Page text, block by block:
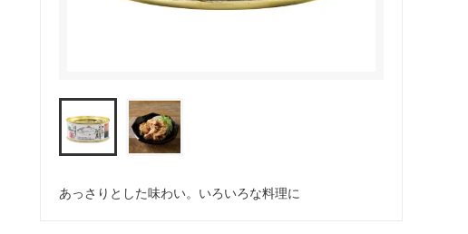
あっさりとした味わい。いろいろな料理に